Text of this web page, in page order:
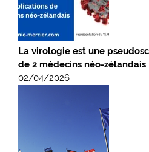
La virologie est une
de 2 médecins néo-zélandais
02/04/2026